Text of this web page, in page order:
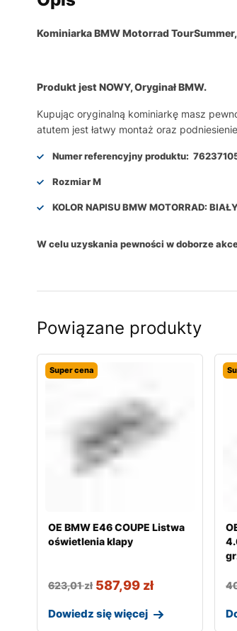
Kominiarka BMW Motorrad
Produkt jest NOWY, Oryginał BMW.
Kupując oryginalną kominiarkę masz
atutem jest łatwy montaż oraz
Numer referencyjny produktu:
Rozmiar M
KOLOR NAPISU BMW MOTORRAD:
W celu uzyskania pewności w doborze
Powiązane produkty
Super cena
OE BMW E46 COUPE Listwa
oświetlenia klapy
623,01zł 587,99 zł
Dowiedz się więcej